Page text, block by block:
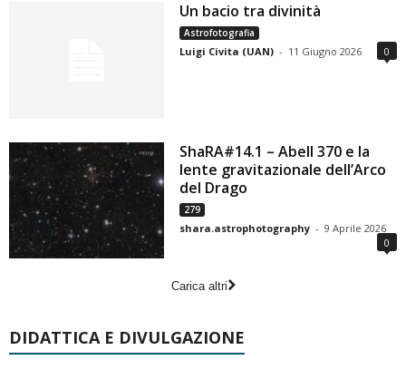
Un bacio tra divinità
Astrofotografia
Luigi Civita (UAN) - 11 Giugno 2026 0
ShaRA#14.1 – Abell 370 e la
lente gravitazionale dell’Arco
del Drago
279
shara.astrophotography - 9 Aprile 2026
0
Carica altri
DIDATTICA E DIVULGAZIONE